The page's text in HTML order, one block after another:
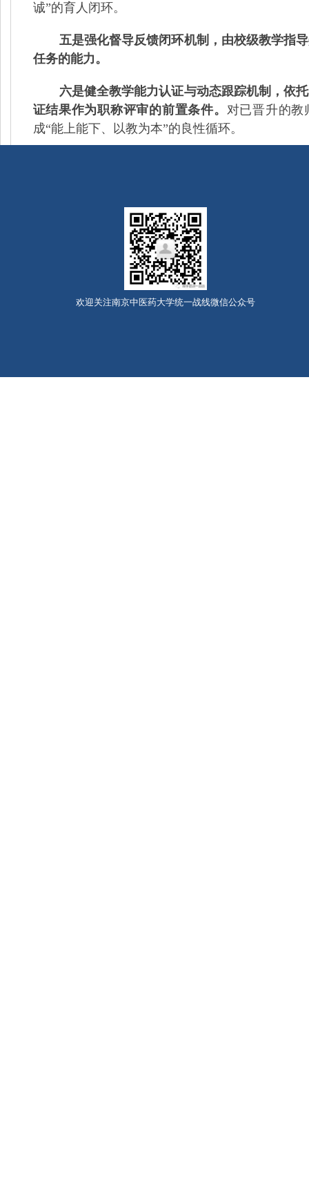
诚”的育人闭环。
五是强化督导反馈闭环机制，由校级教学指
任务的能力。
六是健全教学能力认证与动态跟踪机制，依
证结果作为职称评审的前置条件。 对已晋升的教
成“能上能下、以教为本”的良性循环。
欢迎关注南京中医药大学统一战线微信公众号